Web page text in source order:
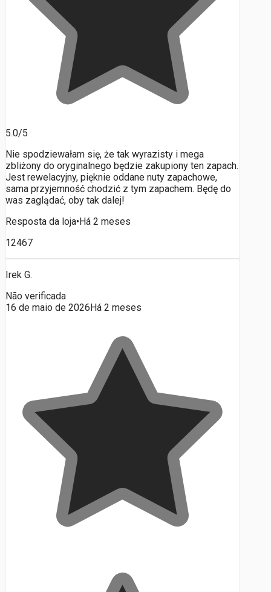
5.0/5
Nie spodziewałam się, że tak wyrazisty i mega
zbliżony do oryginalnego będzie zakupiony ten zapach.
Jest rewelacyjny, pięknie oddane nuty zapachowe,
sama przyjemność chodzić z tym zapachem. Będę do
was zaglądać, oby tak dalej!
Resposta da loja•Há 2 meses
12467
Irek G.
Não verificada
16 de maio de 2026Há 2 meses